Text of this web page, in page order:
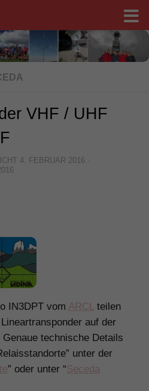
VHF / UHF
4. FEBRUAR 2016 ·
IN3DPT vom ARCL teilen
auf der
technische Details
unter der
” oder unter “Seceda